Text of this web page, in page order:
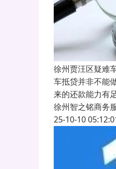
徐州贾汪区疑难
车抵贷并非不能
来的还款能力有
徐州智之铭商务
25-10-10